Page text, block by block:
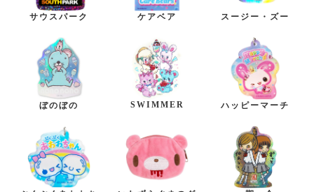
サウスパーク ケアベア スージー・ズー
ぼのぼの SWIMMER ハッピーマーチ